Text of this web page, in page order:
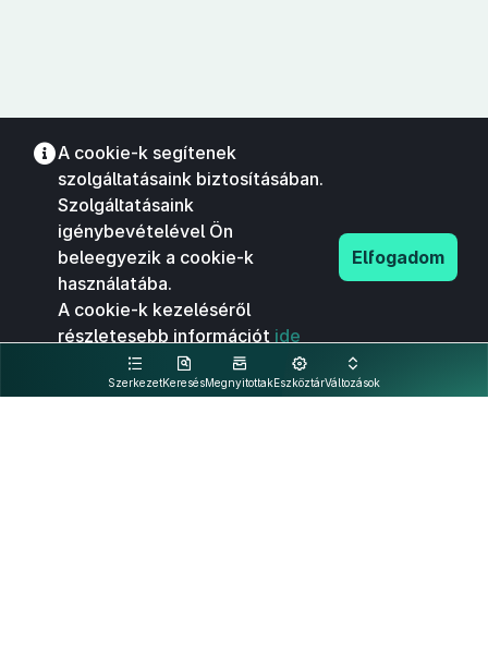
SzerkezetKeresésMegnyitottakEszköztárVáltozások
A cookie-k segítenek
szolgáltatásaink biztosításában.
Szolgáltatásaink
igénybevételével Ön
beleegyezik a cookie-k
használatába.
A cookie-k kezeléséről
részletesebb információt ide
kattintva olvashat.
Elfogadom